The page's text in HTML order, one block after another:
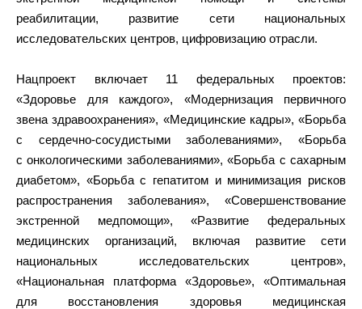
реабилитации, развитие сети национальных
исследовательских центров, цифровизацию отрасли.
Нацпроект включает 11 федеральных проектов:
«Здоровье для каждого», «Модернизация первичного
звена здравоохранения», «Медицинские кадры», «Борьба
с сердечно-сосудистыми заболеваниями», «Борьба
с онкологическими заболеваниями», «Борьба с сахарным
диабетом», «Борьба с гепатитом и минимизация рисков
распространения заболевания», «Совершенствование
экстренной медпомощи», «Развитие федеральных
медицинских организаций, включая развитие сети
национальных исследовательских центров»,
«Национальная платформа «Здоровье», «Оптимальная
для восстановления здоровья медицинская